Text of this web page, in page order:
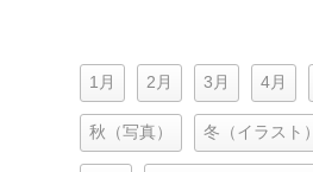
1月 2月 3月 4月
秋（写真） 冬（イラスト）